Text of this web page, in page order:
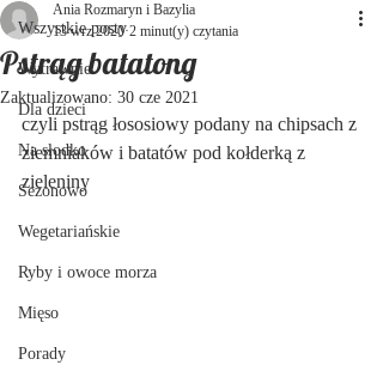
Wszystkie posty
Wytrawnie
Dla dzieci
Na słodko
Sezonowo
Wegetariańskie
Ryby i owoce morza
Mięso
Porady
Pstrąg batatong
Ania Rozmaryn i Bazylia
13 wrz 2020 2 minut(y) czytania
Zaktualizowano: 30 cze 2021
czyli pstrąg łososiowy podany na chipsach z
ziemniaków i batatów pod kołderką z
zieleniny